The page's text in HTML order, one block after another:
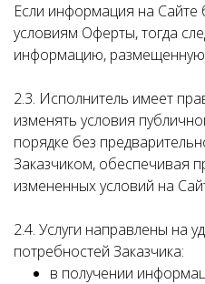
Если информация на Сайте
условиям Оферты, тогда
информацию, размещенную
2.3. Исполнитель имеет
изменять условия
порядке без
Заказчиком, обеспечивая
измененных условий на
2.4. Услуги направлены на
потребностей Заказчика:
в получении